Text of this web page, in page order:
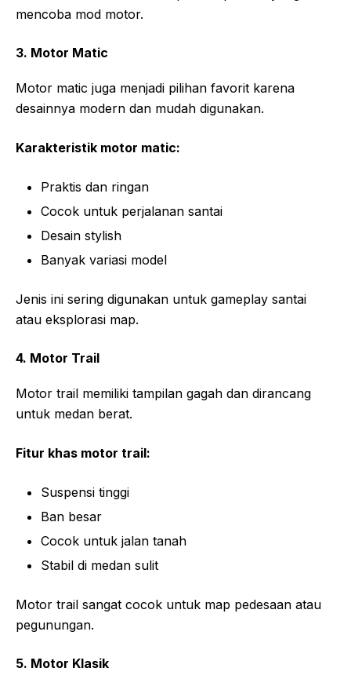
mencoba mod motor.
3. Motor Matic
Motor matic juga menjadi pilihan favorit karena
desainnya modern dan mudah digunakan.
Karakteristik motor matic:
Praktis dan ringan
Cocok untuk perjalanan santai
Desain stylish
Banyak variasi model
Jenis ini sering digunakan untuk gameplay santai
atau eksplorasi map.
4. Motor Trail
Motor trail memiliki tampilan gagah dan dirancang
untuk medan berat.
Fitur khas motor trail:
Suspensi tinggi
Ban besar
Cocok untuk jalan tanah
Stabil di medan sulit
Motor trail sangat cocok untuk map pedesaan atau
pegunungan.
5. Motor Klasik